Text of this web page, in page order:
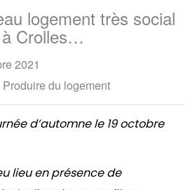
logement très social
Crolles…
2021
Produire du logement
d’automne le 19 octobre
lieu en présence de